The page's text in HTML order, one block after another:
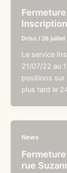
Driss / 26 juillet
Le service
21/07/22 au
positions sur
plus tard le
News
rue